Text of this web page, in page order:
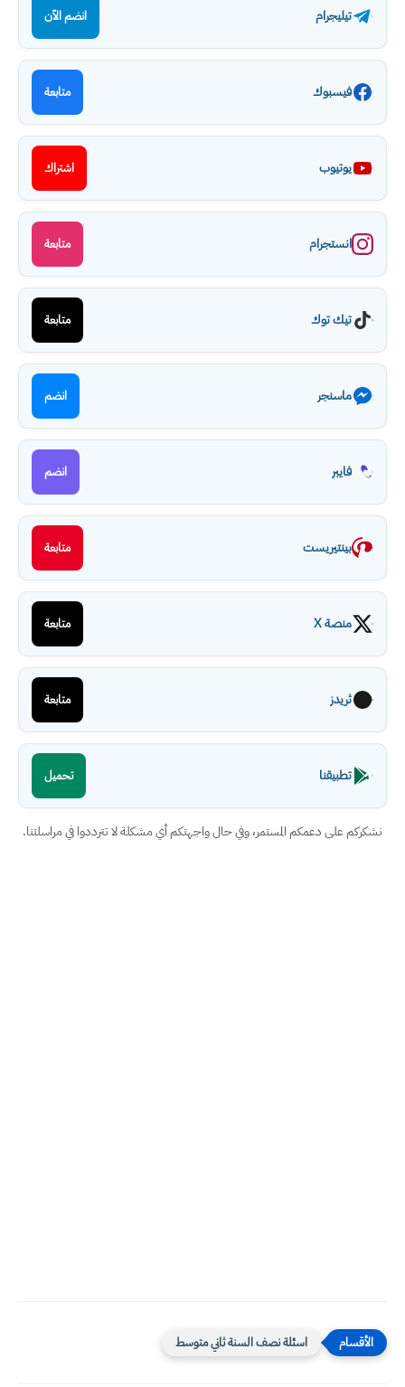
تيليجرام انضم الآن
فيسبوك متابعة
يوتيوب اشتراك
انستجرام متابعة
تيك توك متابعة
ماسنجر انضم
فايبر انضم
بينتيريست متابعة
منصة X متابعة
ثريدز متابعة
تطبيقنا تحميل
نشكركم على دعمكم المستمر، وفي حال واجهتكم أي مشكلة لا تترددوا في مراسلتنا.
اسئلة نصف السنة ثاني متوسط